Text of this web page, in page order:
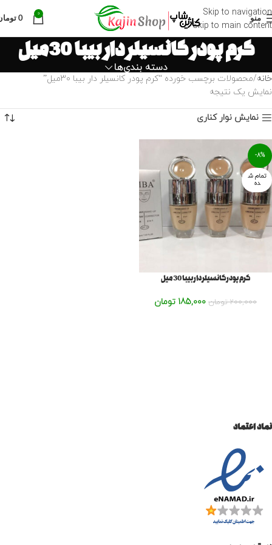
Skip to navigation
Skip to main content
منو
0
0
کرم پودر کانسیلر دار بیبا 30میل
دسته بندی‌ها
خانه محصولات برچسب خورده “کرم پودر کانسیلر دار بیبا 30میل”
نمایش یک نتیجه
نمایش نوار کناری
-8%
تمام ش
ده
کرم پودر کانسیلر دار بیبا 30میل
200,000 تومان 185,000 تومان
نماد اعتماد